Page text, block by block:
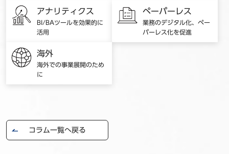
アナリティクス
BI/BAツールを効果的に
活用
ペーパーレス
業務のデジタル化、ペー
パーレス化を促進
海外
海外での事業展開のため
に
コラム一覧へ戻る